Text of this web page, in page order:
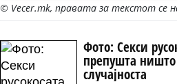
© Vecer.mk, правата за текстот се
Фото: Секси
препушта
случајноста